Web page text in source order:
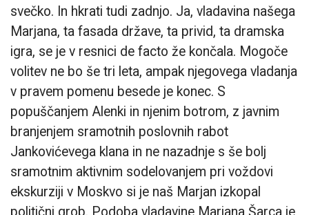
svečko. In hkrati tudi zadnjo. Ja, vladavina našega
Marjana, ta fasada države, ta privid, ta dramska
igra, se je v resnici de facto že končala. Mogoče
volitev ne bo še tri leta, ampak njegovega vladanja
v pravem pomenu besede je konec. S
popuščanjem Alenki in njenim botrom, z javnim
branjenjem sramotnih poslovnih rabot
Jankovićevega klana in ne nazadnje s še bolj
sramotnim aktivnim sodelovanjem pri voždovi
ekskurziji v Moskvo si je naš Marjan izkopal
politični grob. Podoba vladavine Marjana Šarca je